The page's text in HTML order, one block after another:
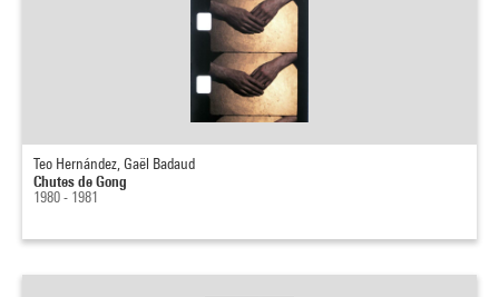
Teo Hernández, Gaël Badaud
Chutes de Gong
1980 - 1981